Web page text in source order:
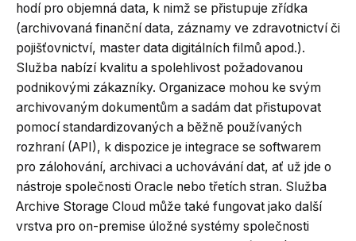
hodí pro objemná data, k nimž se přistupuje zřídka
(archivovaná finanční data, záznamy ve zdravotnictví či
pojišťovnictví, master data digitálních filmů apod.).
Služba nabízí kvalitu a spolehlivost požadovanou
podnikovými zákazníky. Organizace mohou ke svým
archivovaným dokumentům a sadám dat přistupovat
pomocí standardizovaných a běžně používaných
rozhraní (API), k dispozice je integrace se softwarem
pro zálohování, archivaci a uchovávání dat, ať už jde o
nástroje společnosti Oracle nebo třetích stran. Služba
Archive Storage Cloud může také fungovat jako další
vrstva pro on-premise úložné systémy společnosti